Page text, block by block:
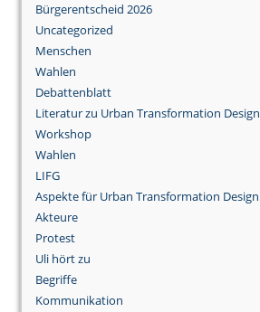
Bürgerentscheid 2026
Uncategorized
Menschen
Wahlen
Debattenblatt
Literatur zu Urban Transformation Design
Workshop
Wahlen
LIFG
Aspekte für Urban Transformation Design
Akteure
Protest
Uli hört zu
Begriffe
Kommunikation